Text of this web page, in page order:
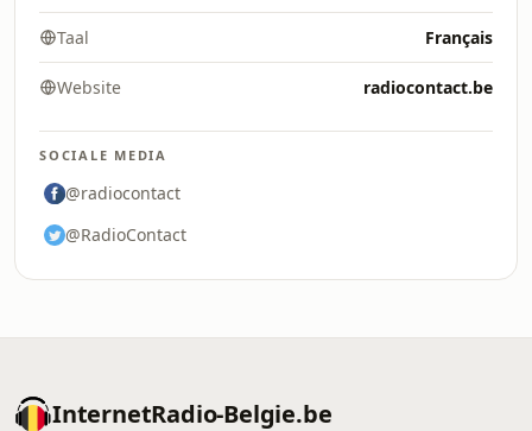
Taal Français
Website radiocontact.be
SOCIALE MEDIA
@radiocontact
@RadioContact
InternetRadio-Belgie.be